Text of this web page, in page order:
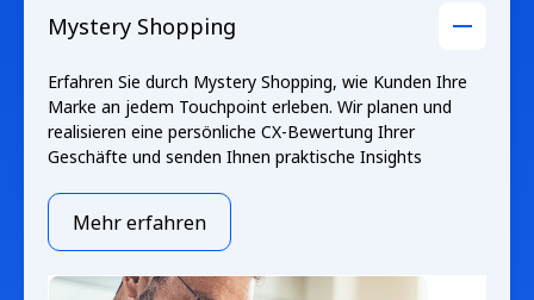
Mystery Shopping
Erfahren Sie durch Mystery Shopping, wie Kunden Ihre
Marke an jedem Touchpoint erleben. Wir planen und
realisieren eine persönliche CX-Bewertung Ihrer
Geschäfte und senden Ihnen praktische Insights
Mehr erfahren